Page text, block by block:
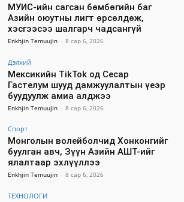
МУИС-ийн сагсан бөмбөгийн баг
Азийн оюутны лигт өрсөлдөж,
хэсгээсээ шалгарч чадсангүй
Enkhjin Temuujin - 8 сар 6, 2026
Дэлхий
Мексикийн TikTok од Сесар
Гастелум шууд дамжуулалтын үеэр
буудуулж амиа алджээ
Enkhjin Temuujin - 8 сар 6, 2026
Спорт
Монголын волейболчид Хонконгийг
буулган авч, Зүүн Азийн АШТ-ийг
ялалтаар эхлүүллээ
Enkhjin Temuujin - 8 сар 6, 2026
ТЕХНОЛОГИ